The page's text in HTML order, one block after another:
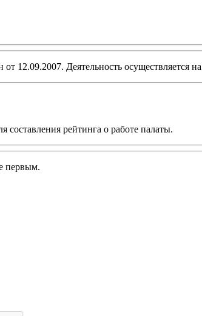
12.09.2007. Деятельность осуществляется
составления рейтинга о работе палаты.
первым.